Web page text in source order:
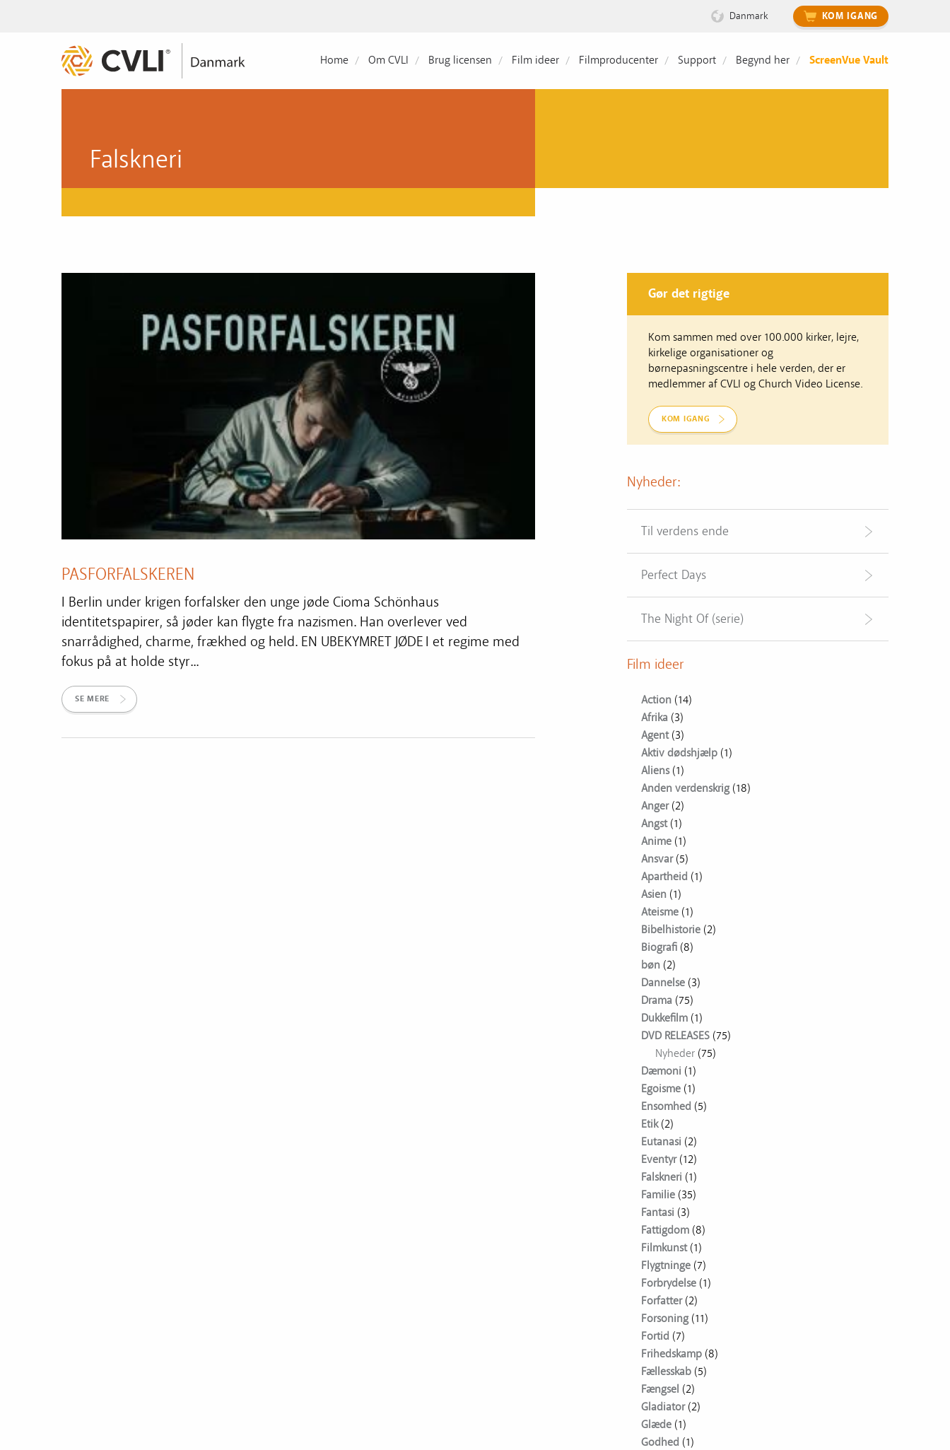
Danmark KOM IGANG
Home Om CVLI Brug licensen Film ideer Filmproducenter Support Begynd her ScreenVue Vault
Falskneri
PASFORFALSKEREN
I Berlin under krigen forfalsker den unge jøde Cioma Schönhaus
identitetspapirer, så jøder kan flygte fra nazismen. Han overlever ved
snarrådighed, charme, frækhed og held. EN UBEKYMRET JØDE I et regime med
fokus på at holde styr...
SE MERE
Gør det rigtige
Kom sammen med over 100.000 kirker, lejre,
kirkelige organisationer og
børnepasningscentre i hele verden, der er
medlemmer af CVLI og Church Video License.
KOM IGANG
Nyheder:
Til verdens ende
Perfect Days
The Night Of (serie)
Film ideer
Action (14)
Afrika (3)
Agent(3)
Aktiv dødshjælp (1)
Aliens(1)
Anden verdenskrig(18)
Anger(2)
Angst(1)
Anime (1)
Ansvar(5)
Apartheid (1)
Asien (1)
Ateisme (1)
Bibelhistorie (2)
Biografi (8)
bøn (2)
Dannelse (3)
Drama (75)
Dukkefilm (1)
DVD RELEASES (75)
Nyheder (75)
Dæmoni (1)
Egoisme (1)
Ensomhed (5)
Etik(2)
Eutanasi (2)
Eventyr(12)
Falskneri (1)
Familie (35)
Fantasi (3)
Fattigdom (8)
Filmkunst(1)
Flygtninge (7)
Forbrydelse (1)
Forfatter(2)
Forsoning(11)
Fortid (7)
Frihedskamp (8)
Fællesskab (5)
Fængsel (2)
Gladiator(2)
Glæde (1)
Godhed (1)